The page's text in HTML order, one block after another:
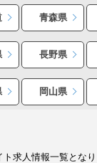
青森県
長野県
岡山県
求人情報一覧とな